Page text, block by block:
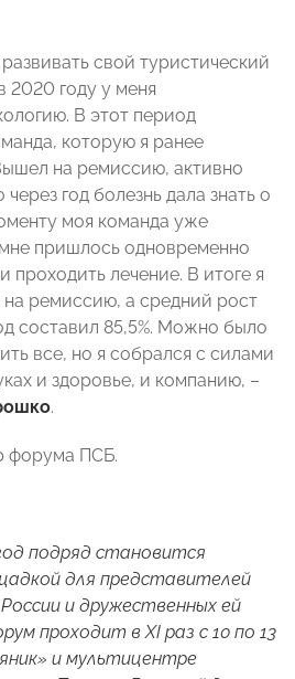
свой туристический
2020 году у меня
В этот период
которую я ранее
на ремиссию, активно
год болезнь дала знать о
моя команда уже
пришлось одновременно
проходить лечение. В итоге я
ремиссию, а средний рост
составил 85,5%. Можно было
все, но я собрался с силами
и здоровье, и компанию, –
.
форума ПСБ.
подряд становится
для представителей
и дружественных ей
проходит в XI раз с 10 по 13
и мультицентре